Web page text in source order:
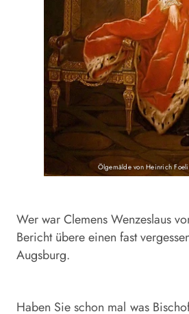
Ölgemälde von Heinrich
Wer war Clemens Wenzeslaus
Bericht übere einen fast
Augsburg.
Haben Sie schon mal was